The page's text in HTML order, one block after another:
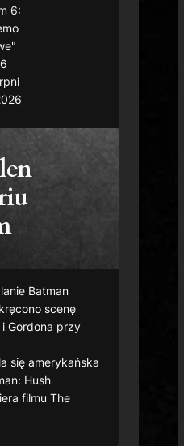
6:
Batman
scenę
Gordona przy
się amerykańska
Hush
filmuThe